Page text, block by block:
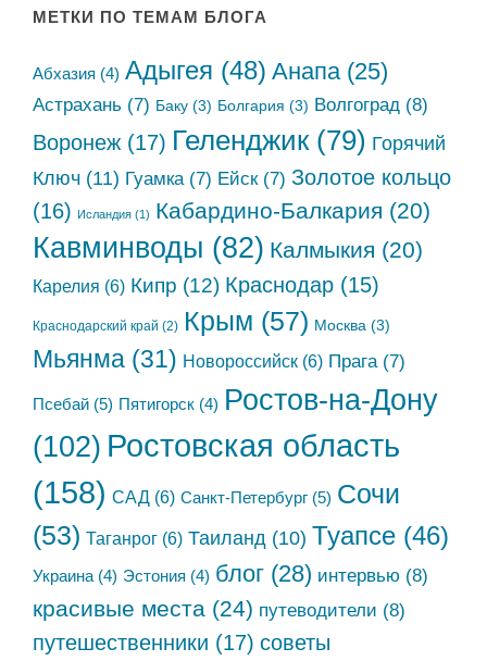
МЕТКИ ПО ТЕМАМ БЛОГА
Абхазия (4) Адыгея (48) Анапа(25)
Астрахань (7) Баку (3) Болгария (3) Волгоград (8)
Воронеж (17) Геленджик(79) Горячий
Ключ (11) Гуамка(7) Ейск(7) Золотое кольцо
(16) Исландия (1) Кабардино-Балкария (20)
Кавминводы (82) Калмыкия (20)
Карелия (6) Кипр (12) Краснодар (15)
Краснодарский край (2) Крым (57) Москва (3)
Мьянма (31) Новороссийск (6) Прага(7)
Псебай (5) Пятигорск (4) Ростов-на-Дону
(102) Ростовская область
(158) САД (6) Санкт-Петербург (5) Сочи
(53) Таганрог (6) Таиланд (10) Туапсе (46)
Украина (4) Эстония (4) блог (28) интервью (8)
красивые места (24) путеводители (8)
путешественники (17) советы